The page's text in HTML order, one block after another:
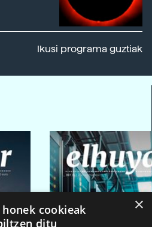
Ikusi programa guztiak
×
cookieak
ditu